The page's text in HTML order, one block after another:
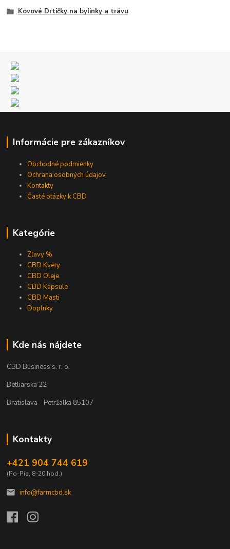
Kovové Drtičky na bylinky a trávu
Informácie pre zákazníkov
Obchodné podmienky
Ochrana osobných údajov
Kontakty
Časté otázky k CBD
Kategórie
Zľavy %
CBD Kvety
CBD Oleje
CBD Kapsule
CBD Masti
Doplnky
Kde nás nájdete
CBD Business s. r. o.
Betliarska 22
Bratislava - Petržalka 85107
Kontakty
+421 904 744 619
(Po-Pia, 8-20 hod.)
info@farmcbd.sk